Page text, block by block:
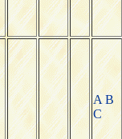
A B
C